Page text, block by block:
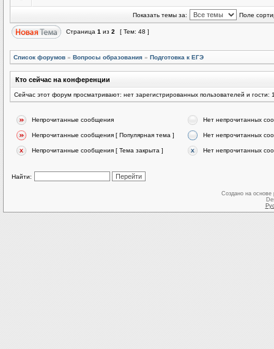
Показать темы за: Поле
Страница 1 из 2 [ Тем: 48 ]
Список форумов » Вопросы образования » Подготовка к ЕГЭ
Кто сейчас на конференции
Сейчас этот форум просматривают: нет зарегистрированных пользователей и гости:
Непрочитанные сообщения Нет непрочитанных
Непрочитанные сообщения [ Популярная тема ] Нет непрочитанных
Непрочитанные сообщения [ Тема закрыта ] Нет непрочитанных
Найти:
Создано на основе